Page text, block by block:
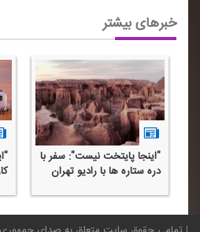
خبرهای بیشتر
"اینجا پایتخت نیست": سفر با
دره ستاره ها با رادیو تهران